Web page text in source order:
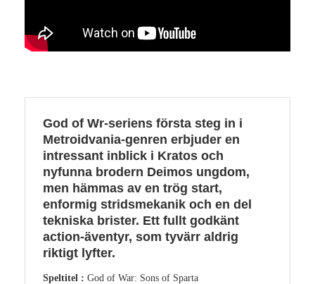
God of Wr-seriens första steg in i
Metroidvania-genren erbjuder en
intressant inblick i Kratos och
nyfunna brodern Deimos ungdom,
men hämmas av en trög start,
enformig stridsmekanik och en del
tekniska brister. Ett fullt godkänt
action-äventyr, som tyvärr aldrig
riktigt lyfter.
Speltitel : God of War: Sons of Sparta